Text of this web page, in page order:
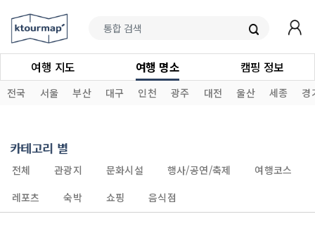
여행 지도 여행 명소 캠핑 정보
전국 서울 부산 대구 인천 광주 대전 울산 세종 경
카테고리 별
전체 관광지 문화시설 행사/공연/축제
여행코스
레포츠
숙박 쇼핑 음식점